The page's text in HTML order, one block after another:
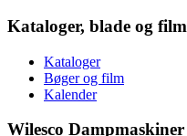
Kataloger, blade og film
Kataloger
Bøger og film
Kalender
Wilesco Dampmaskiner